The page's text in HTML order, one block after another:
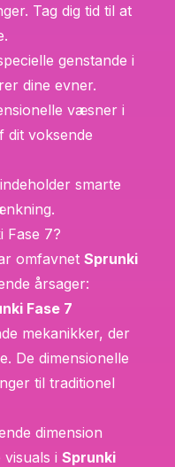
Tag dig tid til at
genstande i
dine evner.
væsner i
dit voksende
indeholder smarte
Fase 7?
omfavnet Sprunki
årsager:
Fase 7
mekanikker, der
De dimensionelle
til traditionel
dimension
i Sprunki